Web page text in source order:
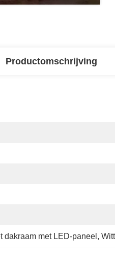
Productomschrijving
dakraam met LED-paneel ,